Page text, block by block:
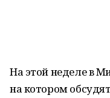
На этой неделе в
на котором